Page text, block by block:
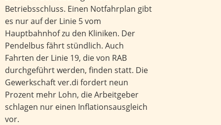
Betriebsschluss. Einen Notfahrplan gibt
es nur auf der Linie 5 vom
Hauptbahnhof zu den Kliniken. Der
Pendelbus fährt stündlich. Auch
Fahrten der Linie 19, die von RAB
durchgeführt werden, finden statt. Die
Gewerkschaft ver.di fordert neun
Prozent mehr Lohn, die Arbeitgeber
schlagen nur einen Inflationsausgleich
vor.